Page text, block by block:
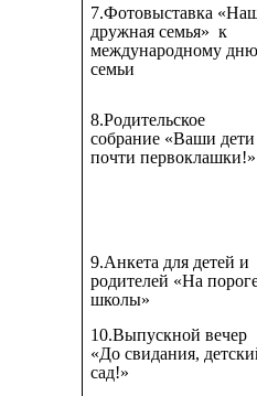
7.Фотовыставка
дружная семья» к
международному дню
семьи
8.Родительское
собрание «Ваши дети
почти первоклашки!»
9.Анкета для детей и
родителей «На
школы»
10.Выпускной вечер
«До свидания,
сад!»